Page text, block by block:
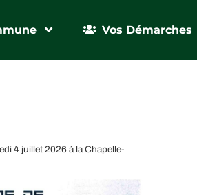
Vos Démarches
4 juillet 2026 à la Chapelle-